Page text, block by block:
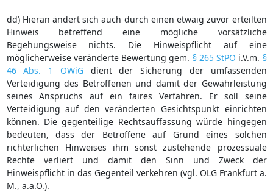
dd) Hieran ändert sich auch durch einen etwaig zuvor erteilten
Hinweis betreffend eine mögliche vorsätzliche
Begehungsweise nichts. Die Hinweispflicht auf eine
möglicherweise veränderte Bewertung gem. § 265 StPO i.V.m. §
46 Abs. 1 OWiGdient der Sicherung der umfassenden
Verteidigung des Betroffenen und damit der Gewährleistung
seines Anspruchs auf ein faires Verfahren. Er soll seine
Verteidigung auf den veränderten Gesichtspunkt einrichten
können. Die gegenteilige Rechtsauffassung würde hingegen
bedeuten, dass der Betroffene auf Grund eines solchen
richterlichen Hinweises ihm sonst zustehende prozessuale
Rechte verliert und damit den Sinn und Zweck der
Hinweispflicht in das Gegenteil verkehren (vgl. OLG Frankfurt a.
M., a.a.O.).